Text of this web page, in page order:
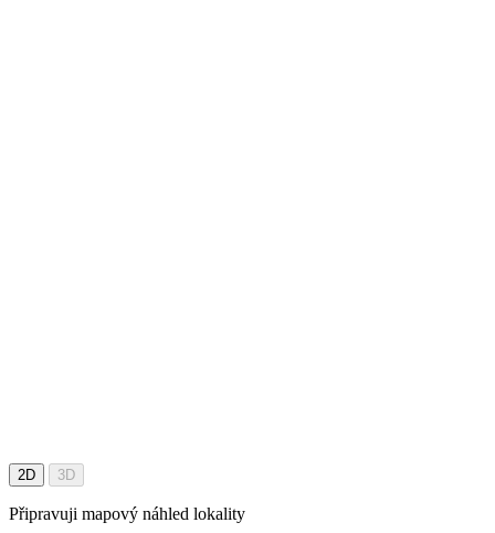
2D 3D
Připravuji mapový náhled lokality